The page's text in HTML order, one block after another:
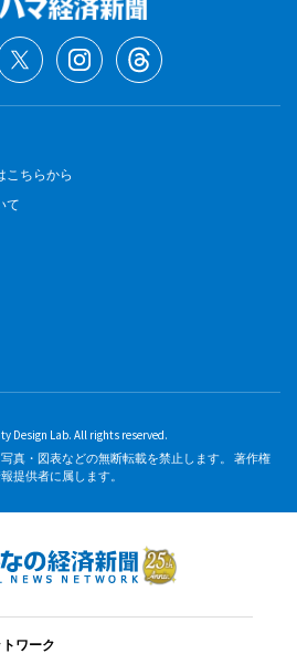
こちらから
て
Design Lab. All rights reserved.
真・図表などの無断転載を禁止します。 著作権
提供者に属します。
ワーク